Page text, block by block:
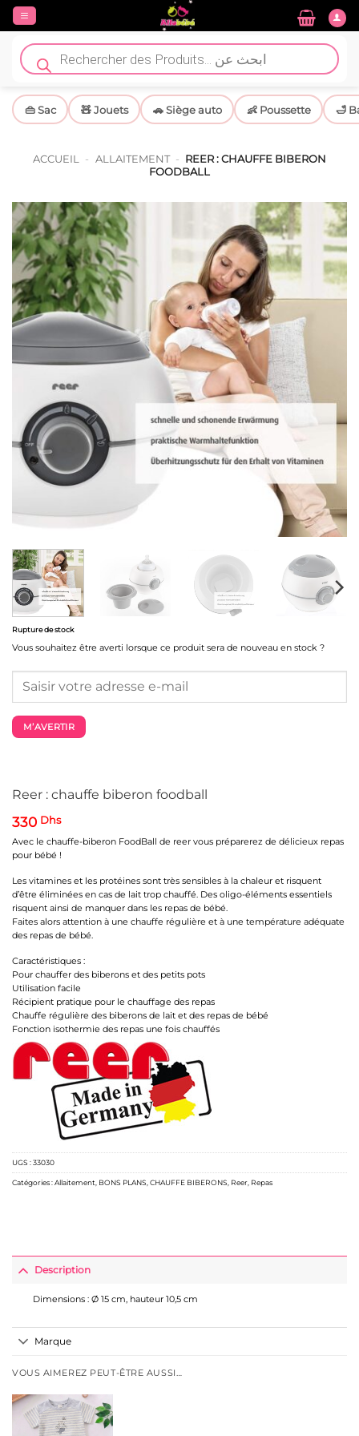
Passer
contenu
Recherche
de
produits
👜 Sac 🧸 Jouets 🚗 Siège auto 👶 Poussette 🛁
ACCUEIL - ALLAITEMENT - REER : CHAUFFE BIBERON
FOODBALL
Reer : chauffe biberon foodball
330 Dhs
Avec le chauffe-biberon FoodBall de reer vous préparerez de délicieux repas
pour bébé !
Les vitamines et les protéines sont très sensibles à la chaleur et risquent
d’être éliminées en cas de lait trop chauffé. Des oligo-éléments essentiels
risquent ainsi de manquer dans les repas de bébé.
Faites alors attention à une chauffe régulière et à une température adéquate
des repas de bébé.
Caractéristiques :
Pour chauffer des biberons et des petits pots
Utilisation facile
Récipient pratique pour le chauffage des repas
Chauffe régulière des biberons de lait et des repas de bébé
Fonction isothermie des repas une fois chauffés
Rupture de stock
Vous souhaitez être averti lorsque ce produit sera de nouveau en stock ?
M’AVERTIR
UGS :33030
Catégories :Allaitement BONS PLANS CHAUFFE BIBERONS Reer Repas
Description
Dimensions : Ø 15 cm, hauteur 10,5 cm
Marque
VOUS AIMEREZ PEUT-ÊTRE AUSSI…